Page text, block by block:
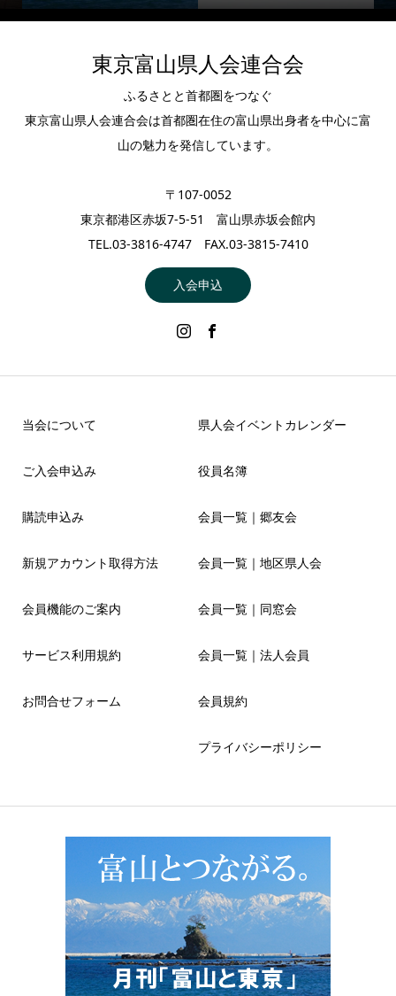
東京富山県人会連合会
ふるさとと首都圏をつなぐ
東京富山県人会連合会は首都圏在住の富山県出身者を中心に富
山の魅力を発信しています。
〒107-0052
東京都港区赤坂7-5-51 富山県赤坂会館内
TEL.03-3816-4747 FAX.03-3815-7410
入会申込
当会について
ご入会申込み
購読申込み
新規アカウント取得方法
会員機能のご案内
サービス利用規約
お問合せフォーム
県人会イベントカレンダー
役員名簿
会員一覧｜郷友会
会員一覧｜地区県人会
会員一覧｜同窓会
会員一覧｜法人会員
会員規約
プライバシーポリシー